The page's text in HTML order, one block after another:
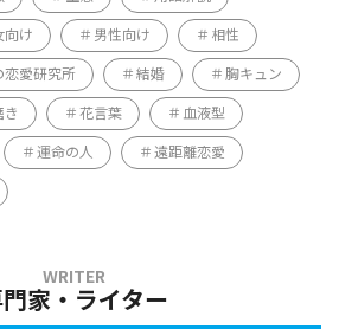
向け 男性向け 相性
恋愛研究所 結婚 胸キュン
き 花言葉 血液型
運命の人 遠距離恋愛
門家・ライター